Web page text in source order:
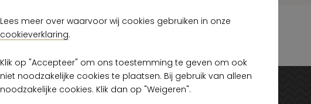
Lees meer over waarvoor wij cookies gebruiken in onze
cookieverklaring.
Klik op "Accepteer" om ons toestemming te geven om ook
niet noodzakelijke cookies te plaatsen. Bij gebruik van alleen
noodzakelijke cookies. Klik dan op "Weigeren".Snelle levering